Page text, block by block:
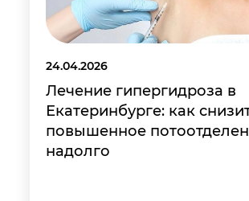
24.04.2026
Лечение гипергидроза в
Екатеринбурге: как
повышенное
надолго